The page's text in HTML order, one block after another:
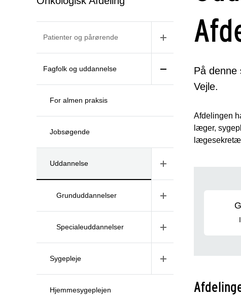
Patienter og pårørende
Fagfolk og uddannelse
For almen praksis
Jobsøgende
Uddannelse
Grunduddannelser
Specialeuddannelser
Sygepleje
Hjemmesygeplejen
På denne
Vejle.
Afdelingen
læger,